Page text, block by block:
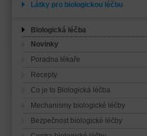
Látky pro biologickou léčbu
Biologická léčba
Novinky
Poradna lékaře
Recepty
Co je to Biologická léčba
Mechanismy biologické léčby
Bezpečnost biologické léčby